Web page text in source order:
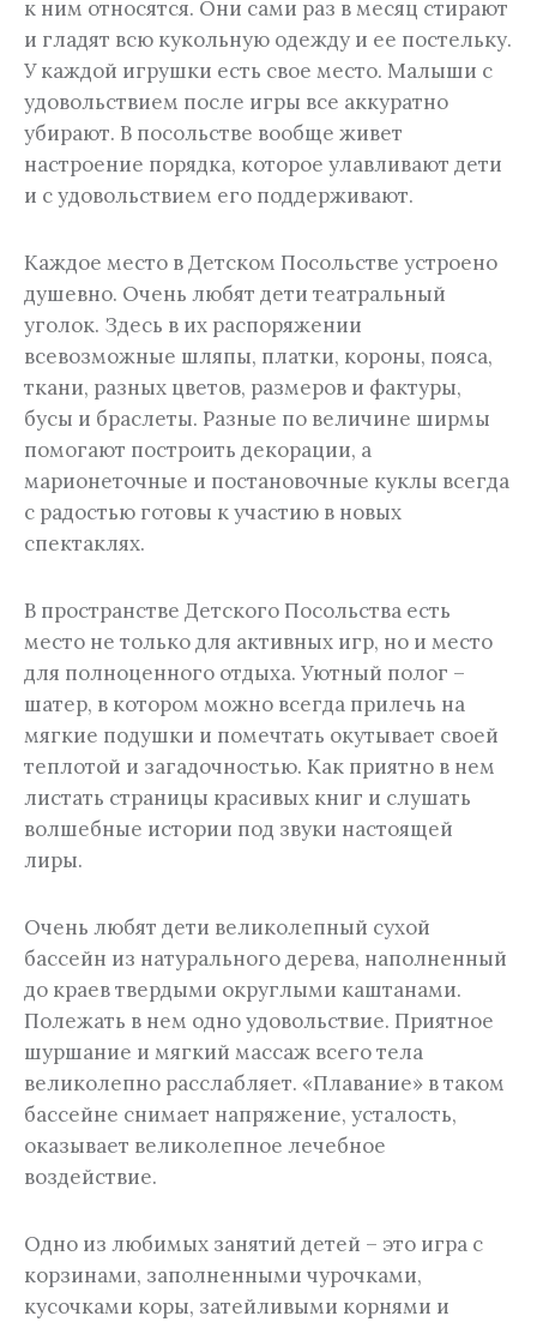
к ним относятся. Они сами раз в месяц стирают
и гладят всю кукольную одежду и ее постельку.
У каждой игрушки есть свое место. Малыши с
удовольствием после игры все аккуратно
убирают. В посольстве вообще живет
настроение порядка, которое улавливают дети
и с удовольствием его поддерживают.
Каждое место в Детском Посольстве устроено
душевно. Очень любят дети театральный
уголок. Здесь в их распоряжении
всевозможные шляпы, платки, короны, пояса,
ткани, разных цветов, размеров и фактуры,
бусы и браслеты. Разные по величине ширмы
помогают построить декорации, а
марионеточные и постановочные куклы всегда
с радостью готовы к участию в новых
спектаклях.
В пространстве Детского Посольства есть
место не только для активных игр, но и место
для полноценного отдыха. Уютный полог –
шатер, в котором можно всегда прилечь на
мягкие подушки и помечтать окутывает своей
теплотой и загадочностью. Как приятно в нем
листать страницы красивых книг и слушать
волшебные истории под звуки настоящей
лиры.
Очень любят дети великолепный сухой
бассейн из натурального дерева, наполненный
до краев твердыми округлыми каштанами.
Полежать в нем одно удовольствие. Приятное
шуршание и мягкий массаж всего тела
великолепно расслабляет. «Плавание» в таком
бассейне снимает напряжение, усталость,
оказывает великолепное лечебное
воздействие.
Одно из любимых занятий детей – это игра с
корзинами, заполненными чурочками,
кусочками коры, затейливыми корнями и